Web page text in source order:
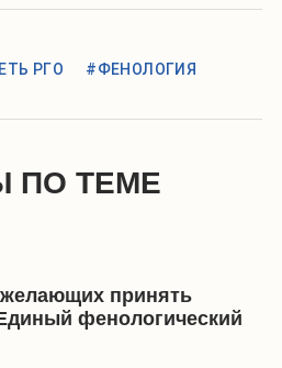
РГО
#ФЕНОЛОГИЯ
ПО ТЕМЕ
принять
фенологический